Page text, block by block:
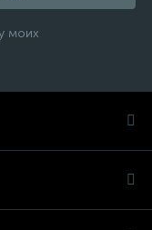
моих